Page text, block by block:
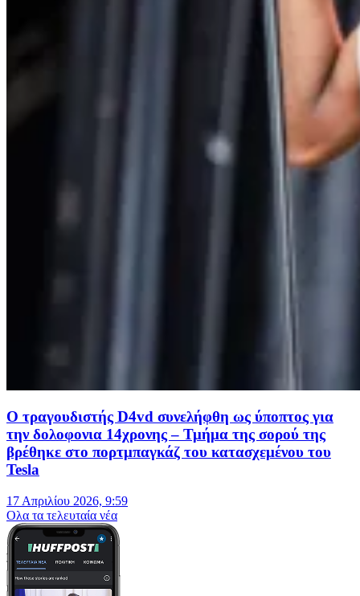
Ο τραγουδιστής D4vd συνελήφθη ως ύποπτος για
την δολοφονια 14χρονης – Τμήμα της σορού της
βρέθηκε στο πορτμπαγκάζ του κατασχεμένου του
Tesla
17 Απριλίου 2026, 9:59
Oλα τα τελευταία νέα